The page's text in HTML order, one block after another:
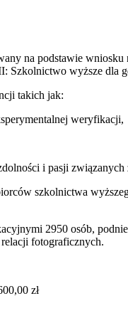
na podstawie
Szkolnictwo wyższe dla
takich jak:
weryfikacji,
i pasji
szkolnictwa
2950 osób,
fotograficznych.
zł